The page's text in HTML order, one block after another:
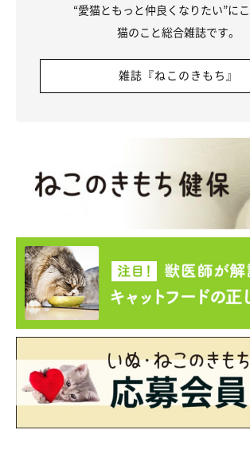
“愛猫ともっと仲良くなりたい”に
猫のこと総合雑誌です。
雑誌『ねこのきもち』